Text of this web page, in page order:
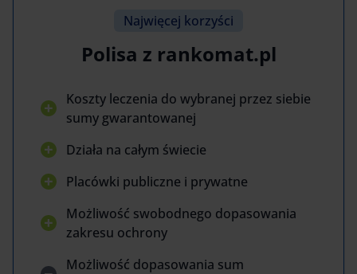
Najwięcej korzyści
Polisa z rankomat.pl
Koszty leczenia do wybranej przez siebie
sumy gwarantowanej
Działa na całym świecie
Placówki publiczne i prywatne
Możliwość swobodnego dopasowania
zakresu ochrony
Możliwość dopasowania sum